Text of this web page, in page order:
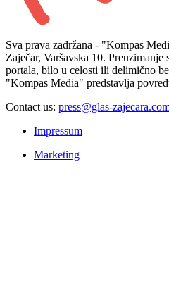
Sva prava zadržana - "Kompas
Zaječar, Varšavska 10.
portala, bilo u celosti ili delimično
"Kompas Media" predstavlja
Contact us: press@glas-
Impressum
Marketing